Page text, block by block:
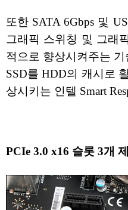
또한 SATA 6Gbps 및
그래픽 스위칭 및 그래
적으로 향상시켜주는
SSD를 HDD의 캐시로
상시키는 인텔 Smart
PCIe 3.0 x16 슬롯 3개